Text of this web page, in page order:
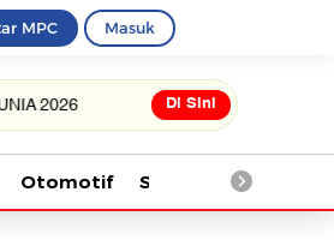
MPC Masuk
Di Sini
Otomotif Saintek